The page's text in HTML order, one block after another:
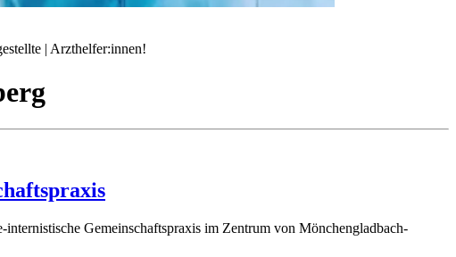
| Arzthelfer:innen!
Gemeinschaftspraxis im Zentrum von Mönchengladbach-